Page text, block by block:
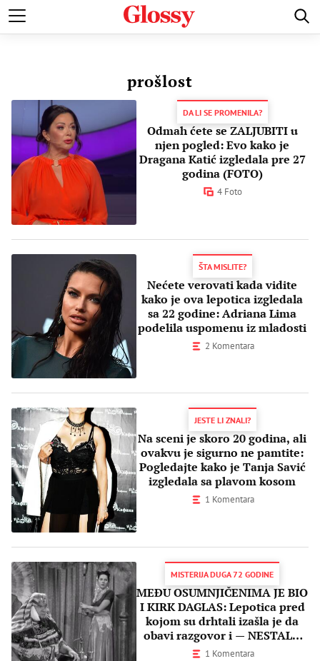
POZNATI MODA I LEPOTA ZDRAVI I SREĆNI LJUBAV
prošlost
DA LI SE PROMENILA?
Odmah ćete se ZALJUBITI u
njen pogled: Evo kako je
Dragana Katić izgledala pre 27
godina (FOTO)
4 Foto
ŠTA MISLITE?
Nećete verovati kada vidite
kako je ova lepotica izgledala
sa 22 godine: Adriana Lima
podelila uspomenu iz mladosti
2 Komentara
JESTE LI ZNALI?
Na sceni je skoro 20 godina, ali
ovakvu je sigurno ne pamtite:
Pogledajte kako je Tanja Savić
izgledala sa plavom kosom
1 Komentara
MISTERIJA DUGA 72 GODINE
MEĐU OSUMNJIČENIMA JE BIO
I KIRK DAGLAS: Lepotica pred
kojom su drhtali izašla je da
obavi razgovor i — NESTALA
ZAUVEK
1 Komentara